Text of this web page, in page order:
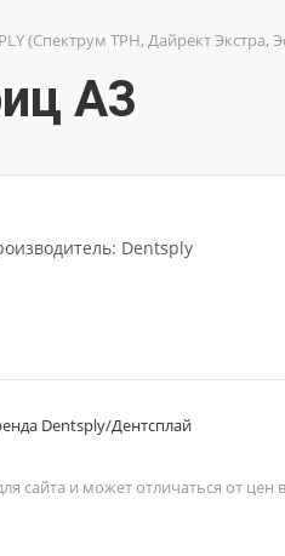
(Спектрум TPH, Дайрект Экстра,
А3
Dentsply
Dentsply/Дентcплай
сайта и может отличаться от цен в